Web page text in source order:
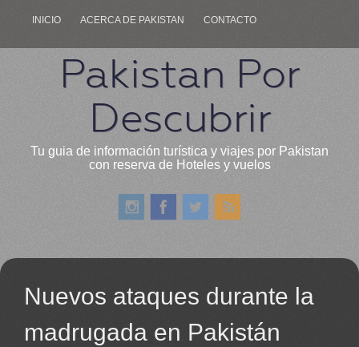
INICIO ACERCA DE PAKISTAN CONTACTO
Pakistan Por
Descubrir
Tu guia de información turística y viajes por Pakistan
con reserva de Hoteles y vuelos
Nuevos ataques durante la
madrugada en Pakistán